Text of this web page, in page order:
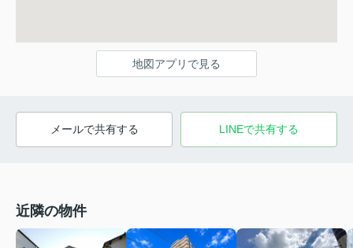
地図アプリで見る
メールで共有する LINEで共有する
近隣の物件